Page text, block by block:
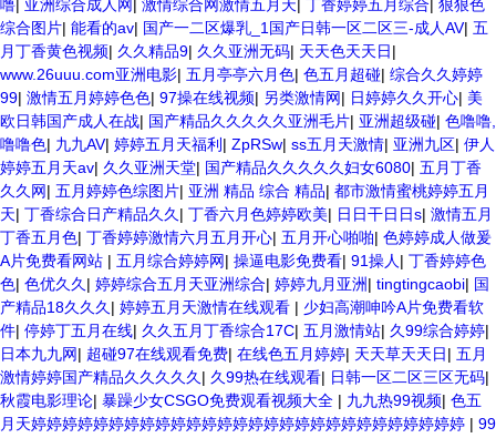
噜| 亚洲综合成人网| 激情综合网激情五月天| 丁香婷婷五月综合| 狠狠色
综合图片| 能看的av| 国产一二区爆乳_1国产日韩一区二区三-成人AV| 五
月丁香黄色视频| 久久精品9| 久久亚洲无码| 天天色天天日|
www.26uuu.com亚洲电影| 五月亭亭六月色| 色五月超碰| 综合久久婷婷
99| 激情五月婷婷色色| 97操在线视频| 另类激情网| 日婷婷久久开心| 美
欧日韩国产成人在战| 国产精品久久久久久亚洲毛片| 亚洲超级碰| 色噜噜,
噜噜色| 九九AV| 婷婷五月天福利 | ZpRSw| ss五月天激情| 亚洲九区| 伊人
婷婷五月天av| 久久亚洲天堂| 国产精品久久久久久妇女6080| 五月丁香
久久网| 五月婷婷色综图片| 亚洲 精品 综合 精品| 都市激情蜜桃婷婷五月
天| 丁香综合日产精品久久 | 丁香六月色婷婷欧美| 日日干日日s| 激情五月
丁香五月色| 丁香婷婷激情六月五月开心| 五月开心啪啪| 色婷婷成人做爰
A片免费看网站 | 五月综合婷婷网| 操逼电影免费看| 91操人 | 丁香婷婷色
色| 色优久久 | 婷婷综合五月天亚洲综合| 婷婷九月亚洲| tingtingcaobi| 国
产精品18久久久 | 婷婷五月天激情在线观看 | 少妇高潮呻吟A片免费看软
件| 停婷丁五月在线| 久久五月丁香综合17C| 五月激情站| 久99综合婷婷|
日本九九网| 超碰97在线观看免费| 在线色五月婷婷| 天天草天天日| 五月
激情婷婷国产精品久久久久久 | 久99热在线观看| 日韩一区二区三区无码|
秋霞电影理论| 暴躁少女CSGO免费观看视频大全 | 九九热99视频| 色五
月天婷婷婷婷婷婷婷婷婷婷婷婷婷婷婷婷婷婷婷婷婷婷婷婷婷婷婷婷 | 99